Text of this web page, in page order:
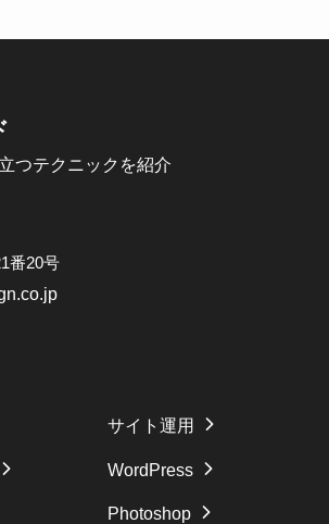
つテクニックを紹介
番20号
サイト運用
WordPress
Photoshop